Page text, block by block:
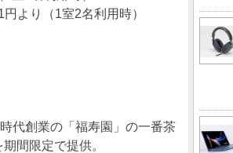
より（1室2名利用時）
代創業の「福寿園」の一番茶
間限定で提供。